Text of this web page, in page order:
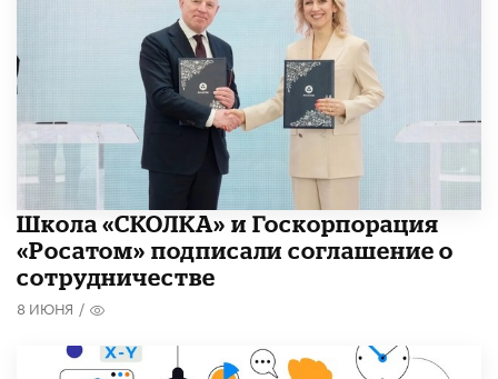
Школа «СКОЛКА» и Госкорпорация
«Росатом» подписали соглашение о
сотрудничестве
8 ИЮНЯ /